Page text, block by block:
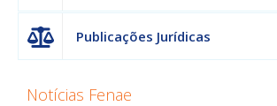
Publicações Jurídicas
Notícias Fenae